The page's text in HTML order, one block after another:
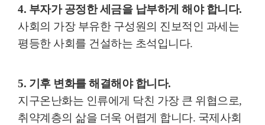
4. 부자가 공정한 세금을 납부하게 해야 합니다.
사회의 가장 부유한 구성원의 진보적인 과세는
평등한 사회를 건설하는 초석입니다.
5. 기후 변화를 해결해야 합니다.
지구온난화는 인류에게 닥친 가장 큰 위협으로,
취약계층의 삶을 더욱 어렵게 합니다. 국제사회